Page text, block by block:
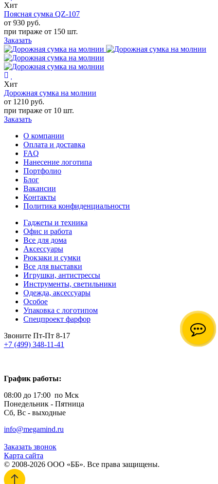
Хит
Поясная сумка QZ-107
от 930 руб.
при тираже от 150 шт.
Заказать
Хит
Дорожная сумка на молнии
от 1210 руб.
при тираже от 10 шт.
Заказать
О компании
Оплата и доставка
FAQ
Нанесение логотипа
Портфолио
Блог
Вакансии
Контакты
Политика конфиденциальности
Гаджеты и техника
Офис и работа
Все для дома
Аксессуары
Рюкзаки и сумки
Все для выставки
Игрушки, антистрессы
Инструменты, светильники
Одежда, аксессуары
Особое
Упаковка с логотипом
Спецпроект фарфор
Звоните Пт-Пт 8-17
+7 (499) 348-11-41
График работы:
08:00 до 17:00 по Мск
Понедельник - Пятница
Сб, Вс - выходные
info@megamind.ru
Заказать звонок
Карта сайта
© 2008-2026 ООО «ББ». Все права защищены.